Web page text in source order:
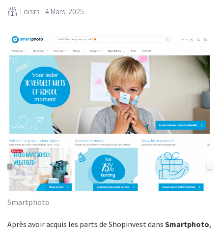
Loisirs 4 Mars, 2025
Smartphoto
Après avoir acquis les parts de Shopinvest dans Smartphoto,